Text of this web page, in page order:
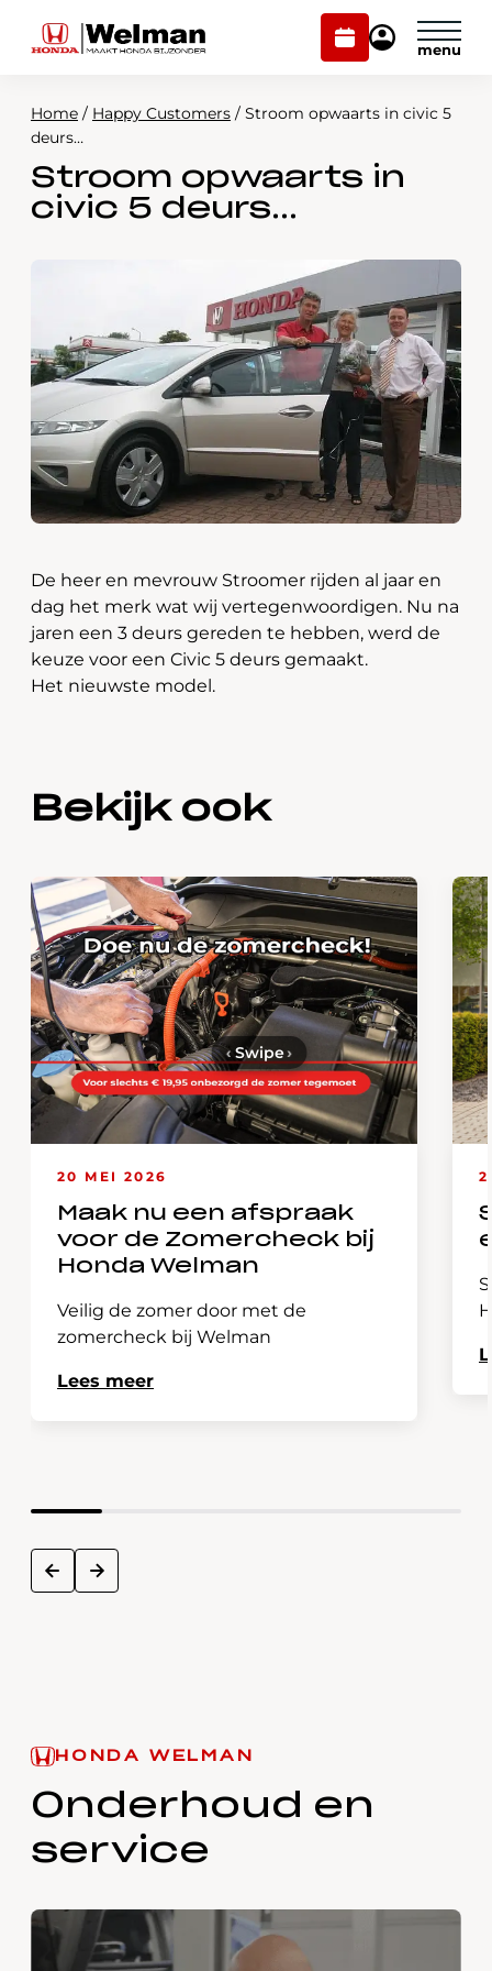
Plan
onderhoud
Mijn
Modellen
Voorraad
Webshop
Contact
Plan onderhoud
Home / Happy Customers / Stroom opwaarts in civic 5
deurs…
Stroom opwaarts in
civic 5 deurs…
De heer en mevrouw Stroomer rijden al jaar en
dag het merk wat wij vertegenwoordigen. Nu na
jaren een 3 deurs gereden te hebben, werd de
keuze voor een Civic 5 deurs gemaakt.
Het nieuwste model.
Bekijk ook
20 MEI 2026
Maak nu een afspraak
voor de Zomercheck bij
Honda Welman
Veilig de zomer door met de
zomercheck bij Welman
Lees meer
prev next
‹ Swipe›
HONDA WELMAN
Onderhoud en
service